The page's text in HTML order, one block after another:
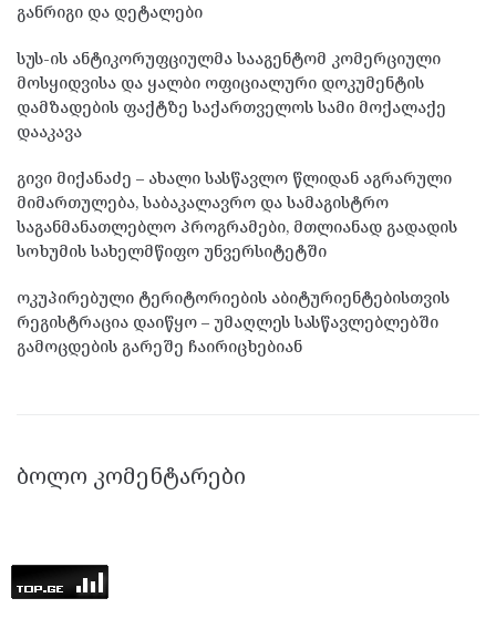
განრიგი და დეტალები
სუს-ის ანტიკორუფციულმა სააგენტომ კომერციული
მოსყიდვისა და ყალბი ოფიციალური დოკუმენტის
დამზადების ფაქტზე საქართველოს სამი მოქალაქე
დააკავა
გივი მიქანაძე – ახალი სასწავლო წლიდან აგრარული
მიმართულება, საბაკალავრო და სამაგისტრო
საგანმანათლებლო პროგრამები, მთლიანად გადადის
სოხუმის სახელმწიფო უნვერსიტეტში
ოკუპირებული ტერიტორიების აბიტურიენტებისთვის
რეგისტრაცია დაიწყო – უმაღლეს სასწავლებლებში
გამოცდების გარეშე ჩაირიცხებიან
ᲑᲝᲚᲝ ᲙᲝᲛᲔᲜᲢᲐᲠᲔᲑᲘ